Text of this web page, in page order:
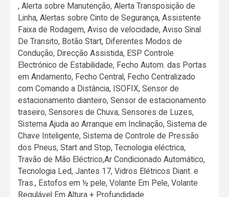
, Alerta sobre Manutenção, Alerta Transposição de
Linha, Alertas sobre Cinto de Segurança, Assistente
Faixa de Rodagem, Aviso de velocidade, Aviso Sinal
De Transito, Botão Start, Diferentes Modos de
Condução, Direcção Assistida, ESP Controle
Electrónico de Estabilidade, Fecho Autom. das Portas
em Andamento, Fecho Central, Fecho Centralizado
com Comando a Distância, ISOFIX, Sensor de
estacionamento dianteiro, Sensor de estacionamento
traseiro, Sensores de Chuva, Sensores de Luzes,
Sistema Ajuda ao Arranque em Inclinação, Sistema de
Chave Inteligente, Sistema de Controle de Pressão
dos Pneus, Start and Stop, Tecnologia eléctrica,
Travão de Mão Eléctrico,Ar Condicionado Automático,
Tecnologia Led, Jantes 17, Vidros Elétricos Diant. e
Tras., Estofos em ½ pele, Volante Em Pele, Volante
Regulável Em Altura + Profundidade